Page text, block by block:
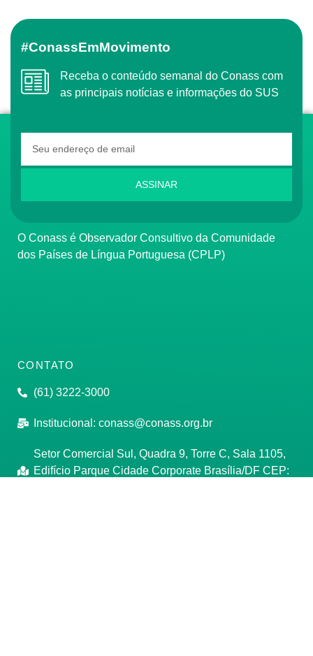
#ConassEmMovimento
Receba o conteúdo semanal do Conass com
as principais notícias e informações do SUS
ASSINAR
O Conass é Observador Consultivo da Comunidade
dos Países de Língua Portuguesa (CPLP)
CONTATO
(61) 3222-3000
Institucional: conass@conass.org.br
Setor Comercial Sul, Quadra 9, Torre C, Sala 1105,
Edifício Parque Cidade Corporate Brasília/DF CEP: